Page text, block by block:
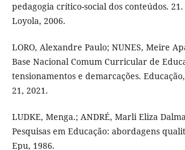
pedagogia crítico-social dos conteúdos. 21.
Loyola, 2006.
LORO, Alexandre Paulo; NUNES, Meire
Base Nacional Comum Curricular de
tensionamentos e demarcações.
21, 2021.
LUDKE, Menga.; ANDRÉ, Marli Eliza
Pesquisas em Educação: abordagens
Epu, 1986.